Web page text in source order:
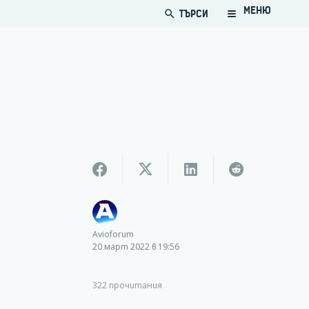
search ТЪРСИ МЕНЮ
Avioforum
20 март 2022 в 19:56
322 прочитания